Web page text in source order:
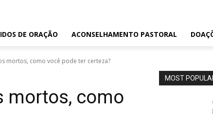
DE ORAÇÃO ACONSELHAMENTO PASTORAL
mortos, como você pode ter certeza?
mortos, como
MOST